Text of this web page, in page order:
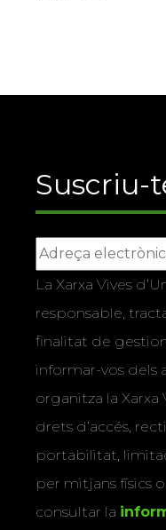
Suscriu-
La Xarxa Vives
responsable,
finalitat de
informar-vos dels
organitza la Xarxa
drets d’accés,
portabilitat,
per mitjans físics
consultar la